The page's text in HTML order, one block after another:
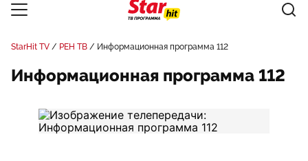
StarHit TV РЕН ТВ Информационная программа 112
Информационная программа 112